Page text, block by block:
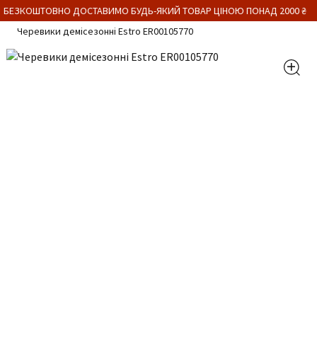
ДОСТАВИМО БУДЬ-ЯКИЙ ТОВАР ЦІНОЮ ПОНАД 2000 ₴
Черевики демісезонні Estro ER00105770